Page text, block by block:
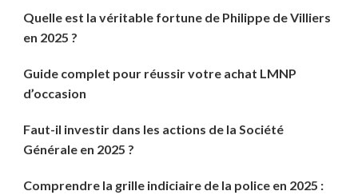
Quelle est la véritable fortune de Philippe de Villiers
en 2025 ?
Guide complet pour réussir votre achat LMNP
d’occasion
Faut-il investir dans les actions de la Société
Générale en 2025 ?
Comprendre la grille indiciaire de la police en 2025 :